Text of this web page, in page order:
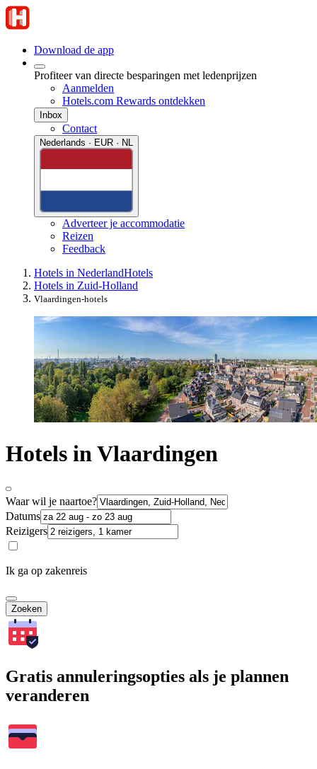
Download de app
Profiteer van directe besparingen met ledenprijzen
Aanmelden
Hotels.com Rewards ontdekken
Inbox
Contact
Nederlands · EUR · NL
Adverteer je accommodatie
Reizen
Feedback
Hotels in NederlandHotels
Hotels in Zuid-Holland
Vlaardingen-hotels
Hotels in Vlaardingen
Waar wil je naartoe?
Datums
Reizigers
Ik ga op zakenreis
Zoeken
Gratis annuleringsopties als je plannen
veranderen